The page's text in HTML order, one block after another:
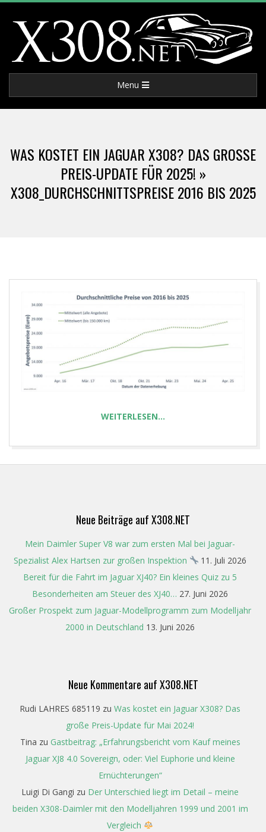
content
X
3
0
8
.
E
Navigation
Menu
WAS KOSTET EIN JAGUAR X308? DAS GROSSE P
REIS-UPDATE FÜR 2025! »
X308_DURCHSCHNITTSPREISE 2016 BIS 2025
WEITERLESEN…
Neue Beiträge auf X308.NET
Mein Daimler Super V8 war zum ersten Mal bei Jaguar-
Spezialist Alex Hartsen zur großen Inspektion
11. Juli 2026
Bereit für die Fahrt im Jaguar XJ40? Ein kleines Quiz zu 5
Besonderheiten am Steuer des XJ40… 27. Juni 2026
Großer Prospekt zum Jaguar-Modellprogramm zum Modelljahr
2000 in Deutschland 13. Juni 2026
Neue Kommentare auf X308.NET
Rudi LAHRES 685119 zu Was kostet ein Jaguar X308? Das
große Preis-Update für Mai 2024!
Tina zu Gastbeitrag: „Erfahrungsbericht vom Kauf meines
Jaguar XJ8 4.0 Sovereign, oder: Viel Euphorie und kleine
Ernüchterungen“
Luigi Di Gangi zu Der Unterschied liegt im Detail – meine
beiden X308-Daimler mit den Modelljahren 1999 und 2001 im
Vergleich